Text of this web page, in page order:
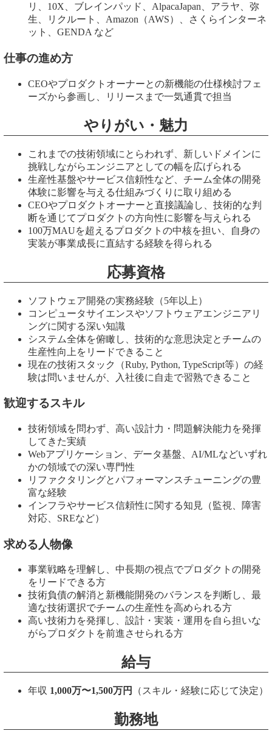
リ、10X、ブレインパッド、AlpacaJapan、アラヤ、弥
生、リクルート、Amazon（AWS）、さくらインターネ
ット、GENDA など
仕事の進め方
CEOやプロダクトオーナーとの新機能の仕様検討フェ
ーズから参画し、リリースまで一気通貫で担当
やりがい・魅力
これまでの技術領域にとらわれず、新しいドメインに
挑戦しながらエンジニアとしての幅を広げられる
生産性基盤やサービス信頼性など、チーム全体の開発
体験に影響を与える仕組みづくりに取り組める
CEOやプロダクトオーナーと直接議論し、技術的な判
断を通じてプロダクトの方向性に影響を与えられる
100万MAUを超えるプロダクトの中核を担い、自身の
実装が事業成長に直結する経験を得られる
応募資格
ソフトウェア開発の実務経験（5年以上）
コンピュータサイエンスやソフトウェアエンジニアリ
ングに関する深い知識
システム全体を俯瞰し、技術的な意思決定とチームの
生産性向上をリードできること
現在の技術スタック（Ruby, Python, TypeScript等）の経
験は問いませんが、入社後に自走で習熟できること
歓迎するスキル
技術領域を問わず、高い設計力・問題解決能力を発揮
してきた実績
Webアプリケーション、データ基盤、AI/MLなどいずれ
かの領域での深い専門性
リファクタリングとパフォーマンスチューニングの豊
富な経験
インフラやサービス信頼性に関する知見（監視、障害
対応、SREなど）
求める人物像
事業戦略を理解し、中長期の視点でプロダクトの開発
をリードできる方
技術負債の解消と新機能開発のバランスを判断し、最
適な技術選択でチームの生産性を高められる方
高い技術力を発揮し、設計・実装・運用を自ら担いな
がらプロダクトを前進させられる方
給与
年収 1,000万〜1,500万円 （スキル・経験に応じて決定）
勤務地